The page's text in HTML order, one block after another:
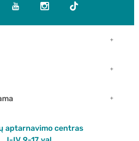
aptarnavimo centras